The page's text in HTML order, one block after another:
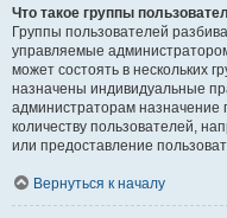
Что такое группы
Группы пользователей
управляемые
может состоять в нескольких
назначены индивидуальные
администраторам
количеству пользователей,
или предоставление
Вернуться к началу